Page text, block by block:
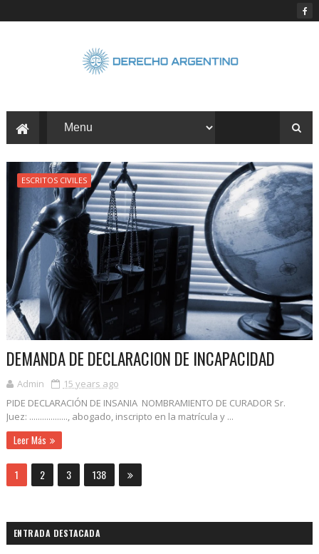
ESCRITOS CIVILES
DEMANDA DE DECLARACION DE INCAPACIDAD
Admin
15 years ago
PIDE DECLARACIÓN DE INSANIA NOMBRAMIENTO DE CURADOR Sr.
Juez: .................., abogado, inscripto en la matrícula y ...
Leer Más
1 2 3 138
ENTRADA DESTACADA